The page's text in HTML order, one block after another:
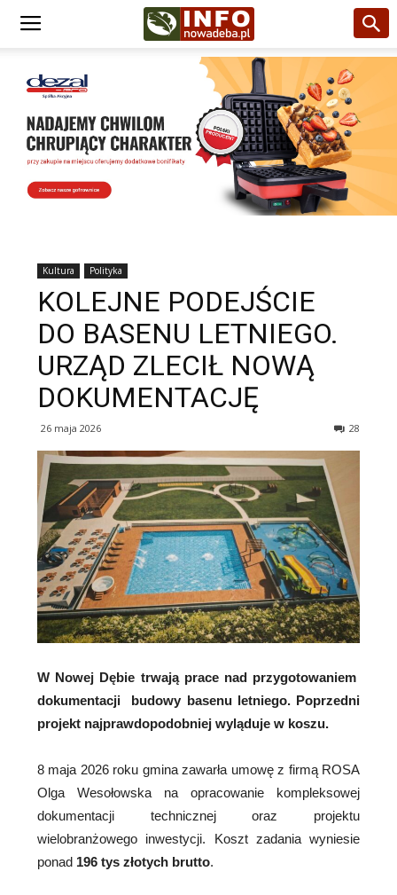
Kultura Polityka
KOLEJNE PODEJŚCIE
DO BASENU LETNIEGO.
URZĄD ZLECIŁ NOWĄ
DOKUMENTACJĘ
26 maja 2026 28
W Nowej Dębie trwają prace nad przygotowaniem
dokumentacji budowy basenu letniego. Poprzedni
projekt najprawdopodobniej wyląduje w koszu.
8 maja 2026 roku gmina zawarła umowę z firmą ROSA
Olga Wesołowska na opracowanie kompleksowej
dokumentacji technicznej oraz projektu
wielobranżowego inwestycji. Koszt zadania wyniesie
ponad 196 tys złotych brutto.